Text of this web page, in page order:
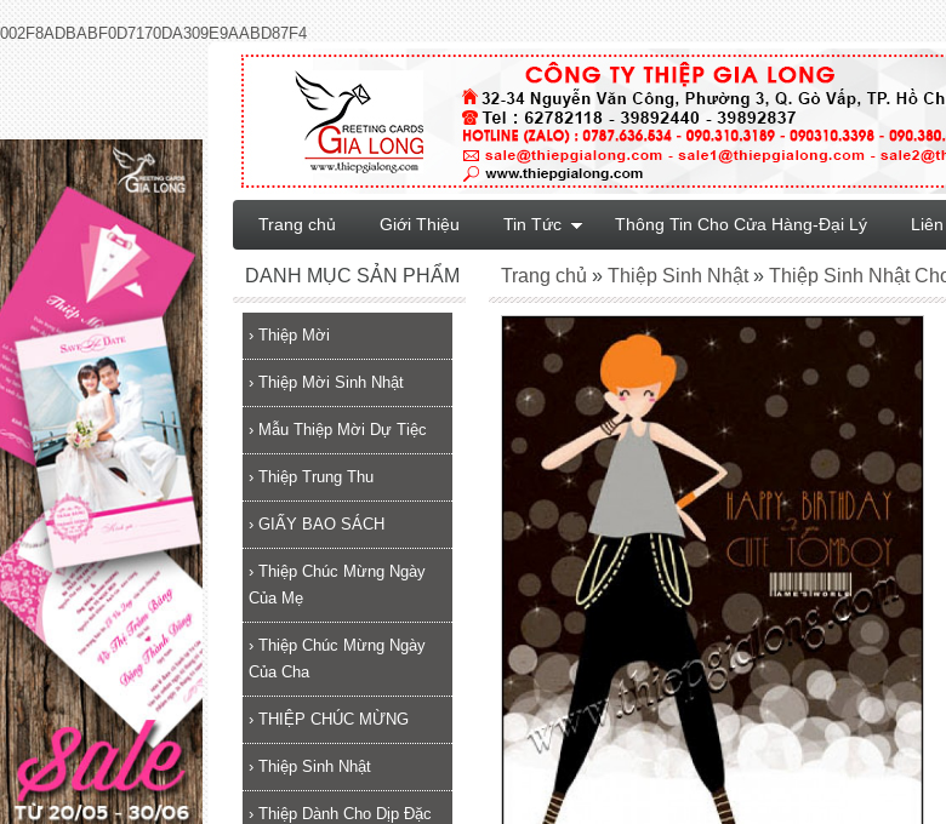
002F8ADBABF0D7170DA309E9AABD87F4
Trang chủ »Thiệp Sinh Nhật »Thiệp Sinh Nhật
DANH MỤC SẢN PHẨM
› Thiệp Mời
› Thiệp Mời Sinh Nhật
› Mẫu Thiệp Mời Dự Tiệc
› Thiệp Trung Thu
› GIẤY BAO SÁCH
› Thiệp Chúc Mừng Ngày
Của Mẹ
› Thiệp Chúc Mừng Ngày
Của Cha
› THIỆP CHÚC MỪNG
› Thiệp Sinh Nhật
› Thiệp Dành Cho Dịp Đặc
Trang chủ Giới Thiệu Tin Tức Thông Tin Cho Cửa Hàng-Đại Lý